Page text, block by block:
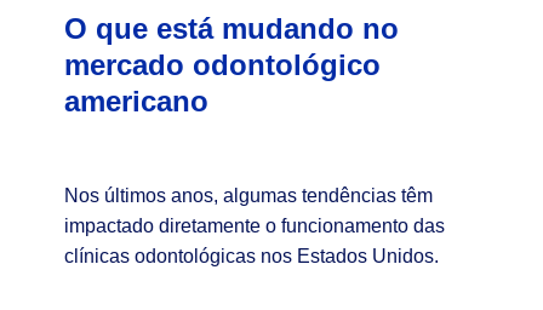
O que está mudando no
mercado odontológico
americano
Nos últimos anos, algumas tendências têm
impactado diretamente o funcionamento das
clínicas odontológicas nos Estados Unidos.